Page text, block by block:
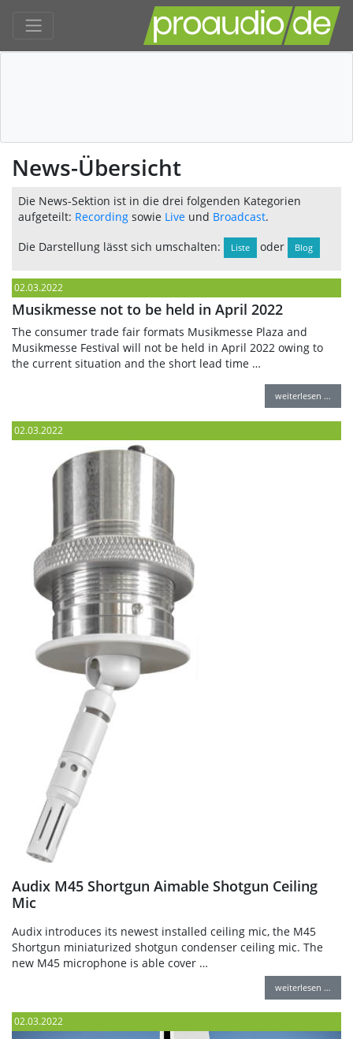
News-Übersicht
Die News-Sektion ist in die drei folgenden Kategorien
aufgeteilt: Recording sowie Live und Broadcast.
Die Darstellung lässt sich umschalten:
Liste oder Blog
02.03.2022
Musikmesse not to be held in April 2022
The consumer trade fair formats Musikmesse Plaza and
Musikmesse Festival will not be held in April 2022 owing to
the current situation and the short lead time …
weiterlesen …
02.03.2022
Audix M45 Shortgun Aimable Shotgun Ceiling
Mic
Audix introduces its newest installed ceiling mic, the M45
Shortgun miniaturized shotgun condenser ceiling mic. The
new M45 microphone is able cover …
weiterlesen …
02.03.2022